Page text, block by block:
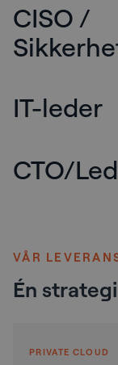
CISO /
IT-leder
CTO/
VÅR
Én
PRIVATE CLOUD